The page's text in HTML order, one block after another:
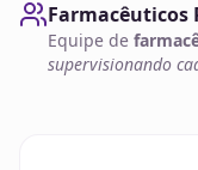
Farmacêuticos
Equipe de
supervisionando